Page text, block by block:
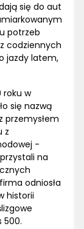
się do aut
potrzeb
codziennych
jazdy latem,
roku w
się nazwą
przemysłem
z
-
na
odniosła
historii
500.